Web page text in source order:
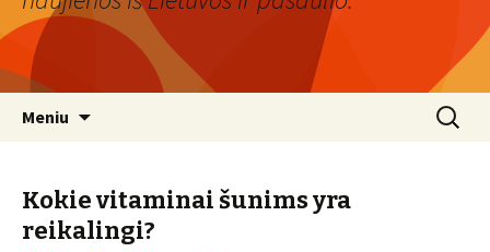
Meniu Ieškoti:
Kokie vitaminai šunims yra
reikalingi?